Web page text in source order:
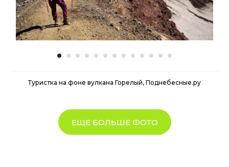
Туристка на фоне вулкана Горелый, Поднебесные.ру
ЕЩЕ БОЛЬШЕ ФОТО